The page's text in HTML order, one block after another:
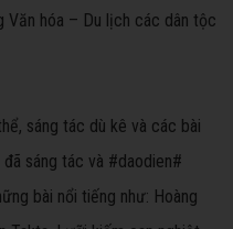
Văn hóa – Du lịch các dân tộc
sáng tác dù kê và các bài
đã sáng tác và #daodien#
bài nổi tiếng như: Hoàng